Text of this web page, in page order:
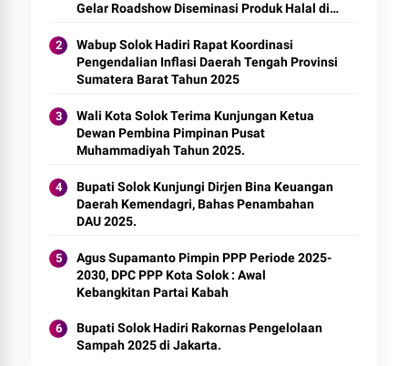
Gelar Roadshow Diseminasi Produk Halal di
Wabup Solok Hadiri Rapat Koordinasi
Pengendalian Inflasi Daerah Tengah Provinsi
Sumatera Barat Tahun 2025
Wali Kota Solok Terima Kunjungan Ketua
Dewan Pembina Pimpinan Pusat
Muhammadiyah Tahun 2025.
Bupati Solok Kunjungi Dirjen Bina Keuangan
Daerah Kemendagri, Bahas Penambahan
DAU 2025.
Agus Supamanto Pimpin PPP Periode 2025-
2030, DPC PPP Kota Solok : Awal
Kebangkitan Partai Kabah
Bupati Solok Hadiri Rakornas Pengelolaan
Sampah 2025 di Jakarta.